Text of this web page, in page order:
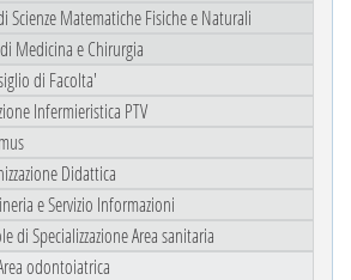
Scienze Matematiche Fisiche e Naturali
Medicina e Chirurgia
di Facolta'
Infermieristica PTV
Didattica
e Servizio Informazioni
di Specializzazione Area sanitaria
odontoiatrica